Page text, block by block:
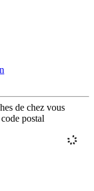
de chez vous
postal